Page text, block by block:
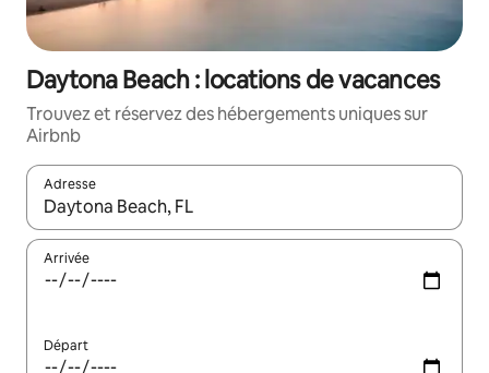
Daytona Beach : locations de vacances
Trouvez et réservez des hébergements uniques sur
Airbnb
Adresse
Lorsque les résultats s'affichent, utilisez les flèches vers le
Arrivée
Départ